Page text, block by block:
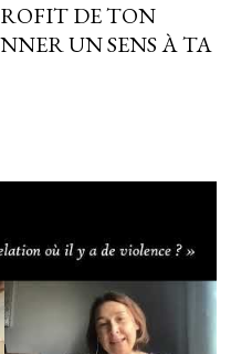
DE TON
UN SENS À TA